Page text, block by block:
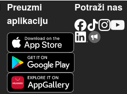
Preuzmi
aplikaciju
Potraži nas